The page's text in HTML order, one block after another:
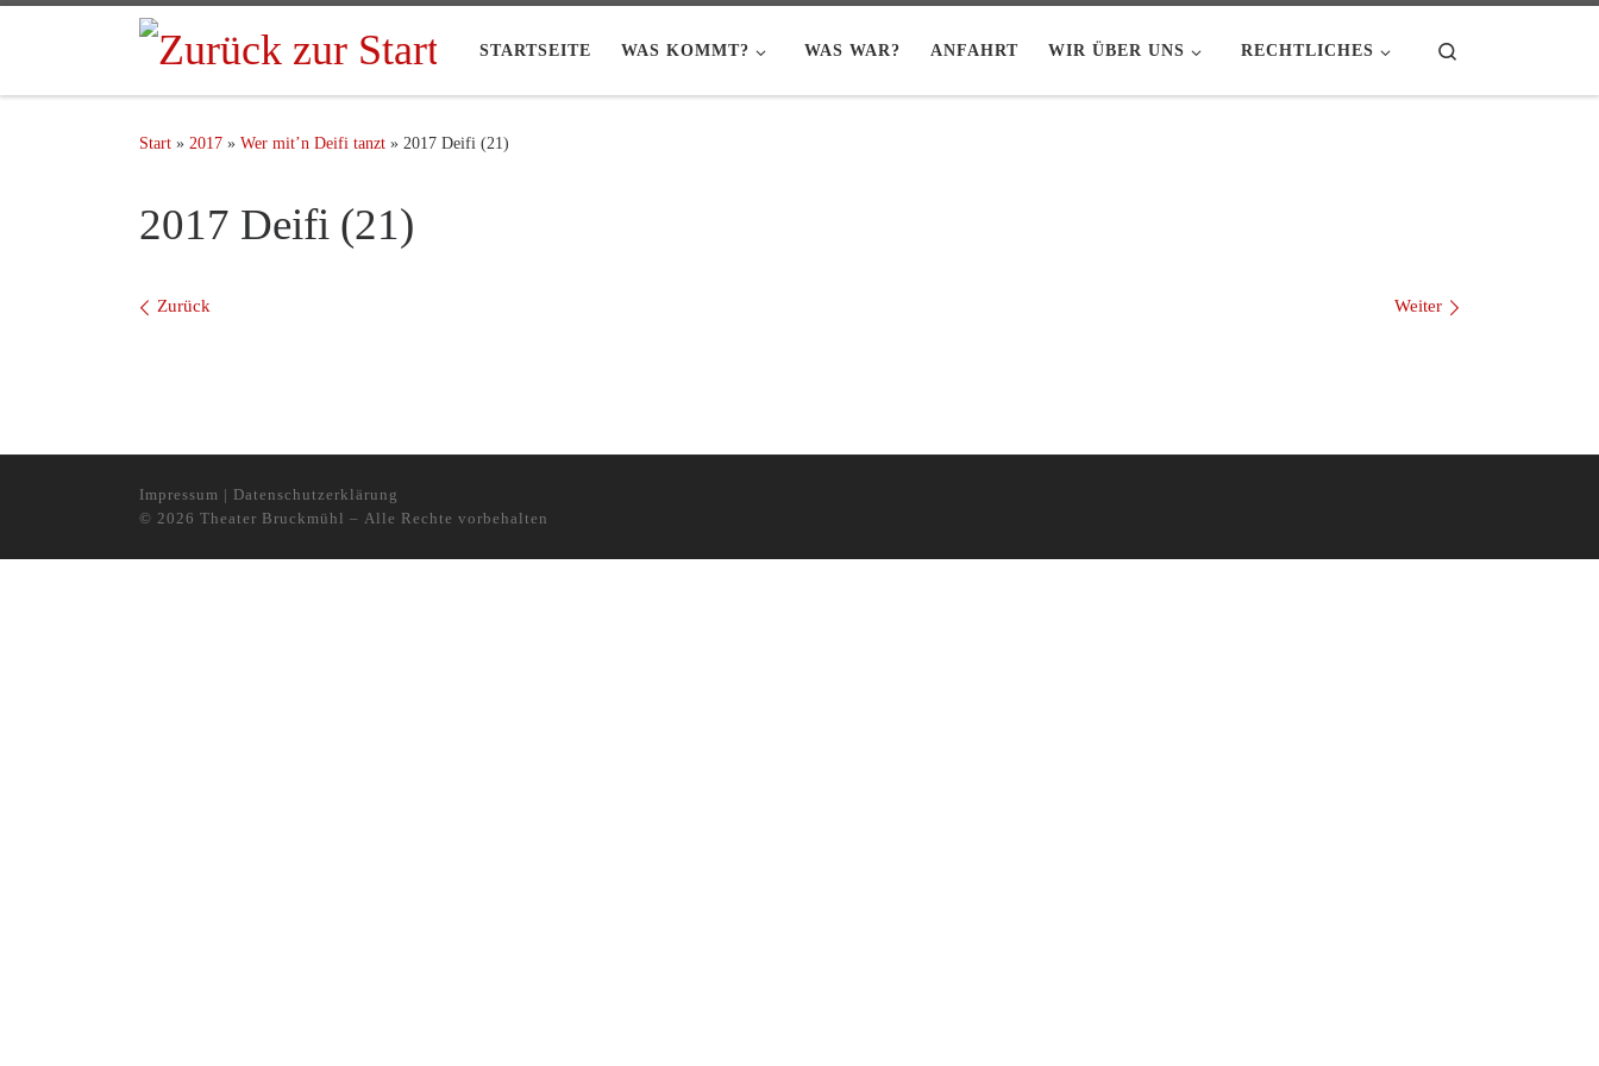
STARTSEITE WAS KOMMT? WAS WAR? ANFAHRT WIR ÜBER UNS RECHTLICHES
Start » 2017 » Wer mit’n Deifi tanzt » 2017 Deifi (21)
2017 Deifi (21)
Bilder Navigation
Zurück Weiter
Impressum | Datenschutzerklärung
© 2026 Theater Bruckmühl – Alle Rechte vorbehalten